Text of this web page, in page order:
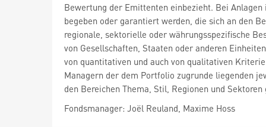
Bewertung der Emittenten einbezieht. Bei
begeben oder garantiert werden, die sich an den
regionale, sektorielle oder währungsspezifische
von Gesellschaften, Staaten oder anderen
von quantitativen und auch von qualitativen
Managern der dem Portfolio zugrunde liegenden
den Bereichen Thema, Stil, Regionen und
Fondsmanager: Joël Reuland, Maxime Hoss